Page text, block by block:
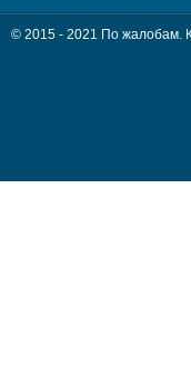
© 2015 - 2021 По жалобам.